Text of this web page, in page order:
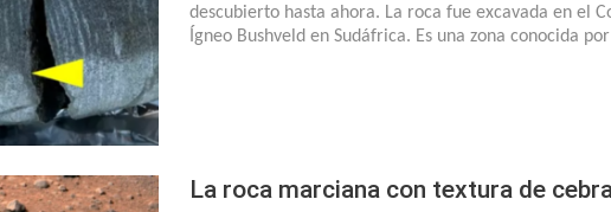
descubierto hasta ahora. La roca fue excavada en el
Ígneo Bushveld en Sudáfrica. Es una zona conocida
La roca marciana con textura de cebra